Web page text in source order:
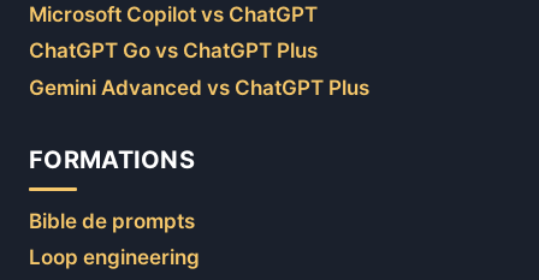
Microsoft Copilot vs ChatGPT
ChatGPT Go vs ChatGPT Plus
Gemini Advanced vs ChatGPT Plus
FORMATIONS
Bible de prompts
Loop engineering